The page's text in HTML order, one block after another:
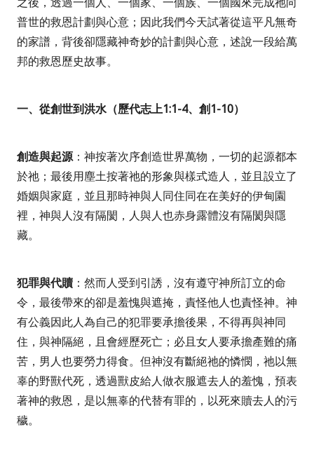
普世的救恩計劃與心意；因此我們今天試著從這平凡無奇
的家譜，背後卻隱藏神奇妙的計劃與心意，述說一段給萬
邦的救恩歷史故事。
一、從創世到洪水（歷代志上1:1-4、創1-10）
創造與起源：神按著次序創造世界萬物，一切的起源都本
於祂；最後用塵土按著祂的形象與樣式造人，並且設立了
婚姻與家庭，並且那時神與人同住同在在美好的伊甸園
裡，神與人沒有隔閡，人與人也赤身露體沒有隔閡與隱
藏。
犯罪與代贖 ：然而人受到引誘，沒有遵守神所訂立的命
令，最後帶來的卻是羞愧與遮掩，責怪他人也責怪神。神
有公義因此人為自己的犯罪要承擔後果，不得再與神同
住，與神隔絕，且會經歷死亡；必且女人要承擔產難的痛
苦，男人也要勞力得食。但神沒有斷絕祂的憐憫，祂以無
辜的野獸代死，透過獸皮給人做衣服遮去人的羞愧，預表
著神的救恩，是以無辜的代替有罪的，以死來贖去人的污
穢。